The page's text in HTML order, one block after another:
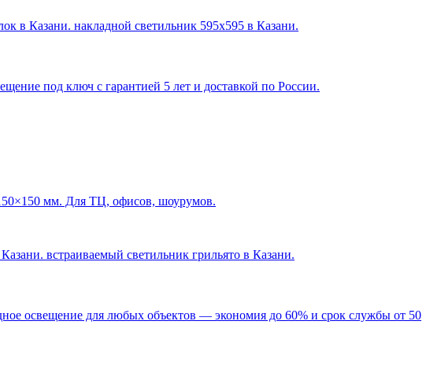
в Казани. накладной светильник 595х595 в Казани.
под ключ с гарантией 5 лет и доставкой по России.
мм. Для ТЦ, офисов, шоурумов.
встраиваемый светильник грильято в Казани.
освещение для любых объектов — экономия до 60% и срок службы от 50